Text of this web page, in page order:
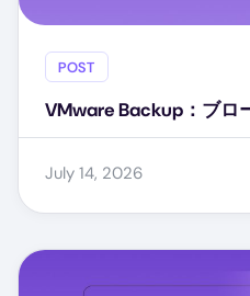
POST
VMware Backup：ブロ
July 14, 2026